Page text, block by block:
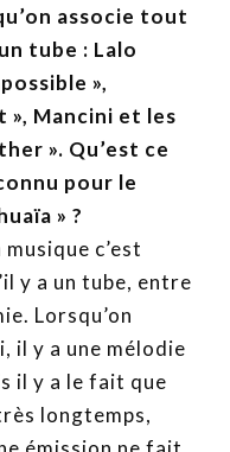
associe tout
tube : Lalo
»,
Mancini et les
». Qu’est ce
pour le
» ?
c’est
y a un tube, entre
Lorsqu’on
il y a une mélodie
il y a le fait que
longtemps,